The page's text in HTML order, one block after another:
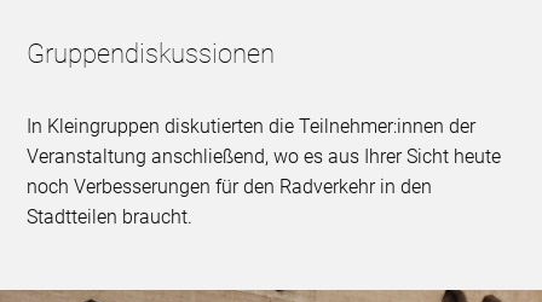
Gruppendiskussionen
In Kleingruppen diskutierten die Teilnehmer:innen der
Veranstaltung anschließend, wo es aus Ihrer Sicht heute
noch Verbesserungen für den Radverkehr in den
Stadtteilen braucht.